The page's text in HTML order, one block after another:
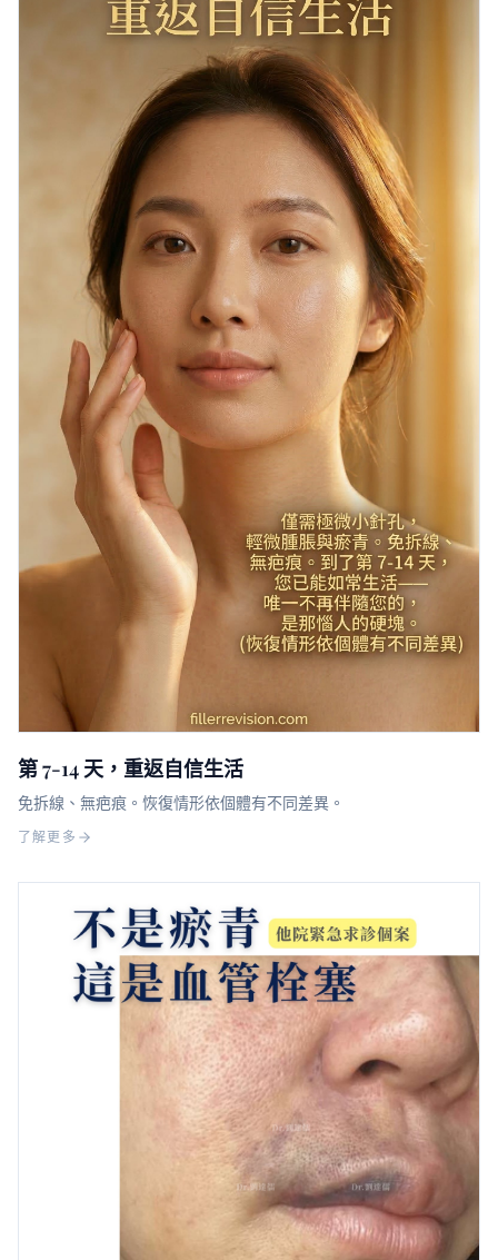
第 7-14 天，重返自信生活
免拆線、無疤痕。恢復情形依個體有不同差異。
了解更多